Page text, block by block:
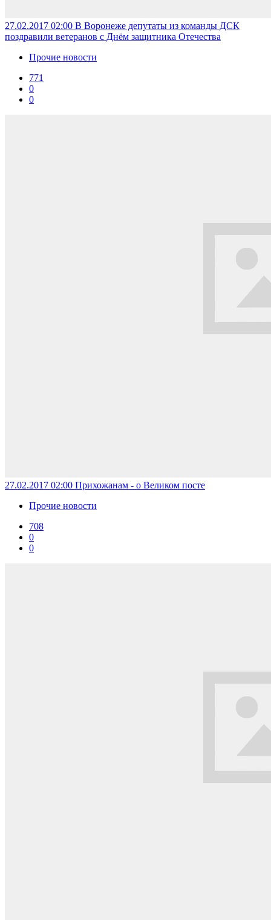
27.02.2017 02:00 В Воронеже депутаты из команды ДСК
поздравили ветеранов с Днём защитника Отечества
Прочие новости
771
0
0
27.02.2017 02:00 Прихожанам - о Великом посте
Прочие новости
708
0
0